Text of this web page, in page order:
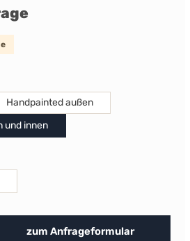
Handpainted außen
und innen
Anzahl: Gib den
zum Anfrageformular